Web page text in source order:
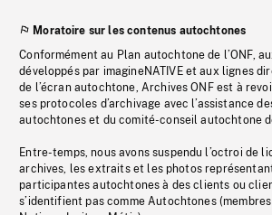
Moratoire sur les contenus autochtones
Conformément au Plan autochtone de l’ONF,
développés par imagineNATIVE et aux lignes
de l’écran autochtone, Archives ONF est à
ses protocoles d’archivage avec l’assistance
autochtones et du comité-conseil autochtone
Entre-temps, nous avons suspendu l’octroi de
archives, les extraits et les photos
participantes autochtones à des clients ou
s’identifient pas comme Autochtones